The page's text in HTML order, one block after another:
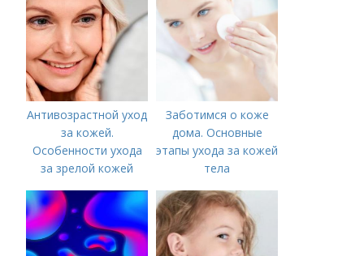
Антивозрастной уход
за кожей.
Особенности ухода
за зрелой кожей
Заботимся о коже
дома. Основные
этапы ухода за кожей
тела